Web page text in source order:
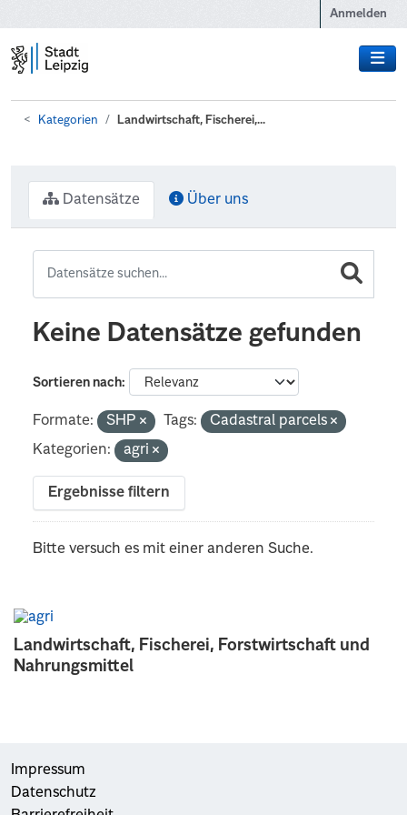
Anmelden
Kategorien Landwirtschaft, Fischerei,...
Landwirtschaft, Fischerei, Forstwirtschaft und
Nahrungsmittel
Datensätze Über uns
Keine Datensätze gefunden
Sortieren nach
Formate: SHP Tags:
Cadastral parcels
Kategorien:
agri
Ergebnisse filtern
Bitte versuch es mit einer anderen Suche.
Impressum
Datenschutz